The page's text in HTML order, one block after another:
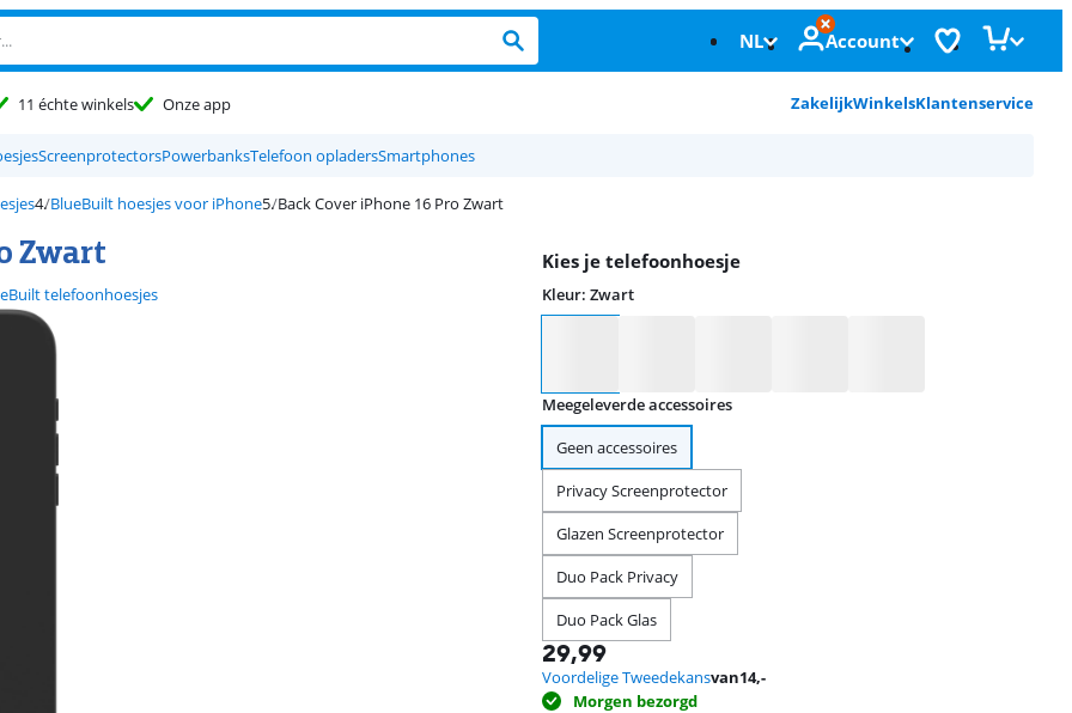
NL Account
11 échte winkels Onze app ZakelijkWinkelsKlantenservice
ScreenprotectorsPowerbanksTelefoon opladersSmartphones
BlueBuilt hoesjes voor iPhone Back Cover iPhone 16 Pro Zwart
Zwart
telefoonhoesjes
Kies je telefoonhoesje
Kleur:Zwart
Meegeleverde accessoires
Geen accessoires
Privacy Screenprotector
Glazen Screenprotector
Duo Pack Privacy
Duo Pack Glas
29,99
Voordelige Tweedekansvan14,-
Morgen bezorgd